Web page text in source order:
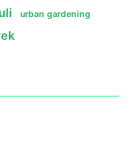
urban gardening